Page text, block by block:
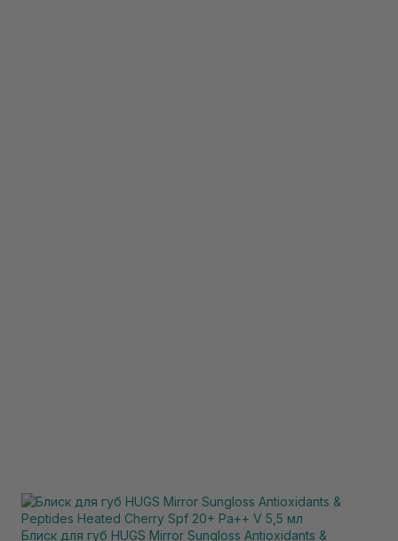
Блиск для губ HUGS Mirror Sungloss Antioxidants &